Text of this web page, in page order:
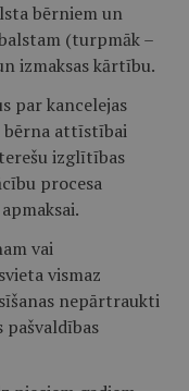
bērniem un
(turpmāk –
izmaksas kārtību.
par kancelejas
bērna attīstībai
izglītības
procesa
vai
vismaz
nepārtraukti